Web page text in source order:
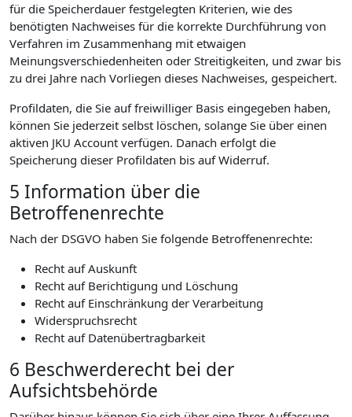
für die Speicherdauer festgelegten Kriterien, wie des
benötigten Nachweises für die korrekte Durchführung von
Verfahren im Zusammenhang mit etwaigen
Meinungsverschiedenheiten oder Streitigkeiten, und zwar bis
zu drei Jahre nach Vorliegen dieses Nachweises, gespeichert.
Profildaten, die Sie auf freiwilliger Basis eingegeben haben,
können Sie jederzeit selbst löschen, solange Sie über einen
aktiven JKU Account verfügen. Danach erfolgt die
Speicherung dieser Profildaten bis auf Widerruf.
5 Information über die
Betroffenenrechte
Nach der DSGVO haben Sie folgende Betroffenenrechte:
Recht auf Auskunft
Recht auf Berichtigung und Löschung
Recht auf Einschränkung der Verarbeitung
Widerspruchsrecht
Recht auf Datenübertragbarkeit
6 Beschwerderecht bei der
Aufsichtsbehörde